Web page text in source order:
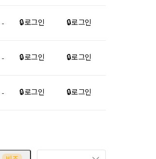
- 🔒 로그인 🔒 로그인
- 🔒 로그인 🔒 로그인
- 🔒 로그인 🔒 로그인